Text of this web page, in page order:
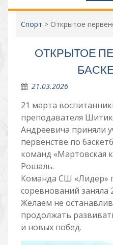
Спорт > Открытое
ОТКРЫТОЕ
21.03.2026
21 марта
преподавателя
Андреевича приняли
первенстве по
команд «Мартовская
Рошаль.
Команда СШ «Лидер»
соревнований заняла
Желаем не
продолжать
и новых побед.